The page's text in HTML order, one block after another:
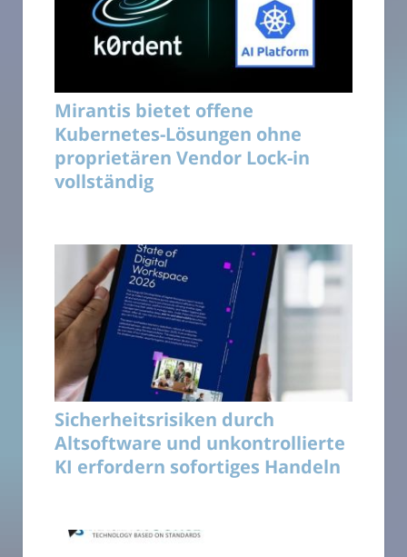
Mirantis bietet offene
Kubernetes-Lösungen ohne
proprietären Vendor Lock-in
vollständig
Sicherheitsrisiken durch
Altsoftware und unkontrollierte
KI erfordern sofortiges Handeln